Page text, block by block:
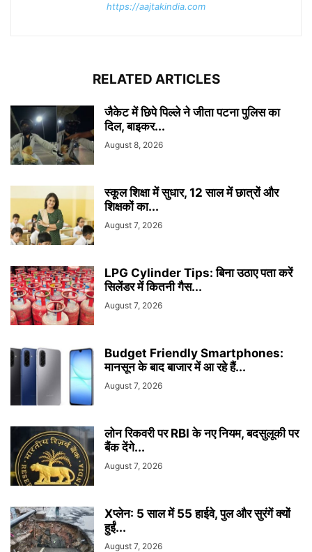
https://aajtakindia.com
RELATED ARTICLES
जैकेट में छिपे पिल्ले ने जीता पटना पुलिस का
दिल, बाइकर...
August 8, 2026
स्कूल शिक्षा में सुधार, 12 साल में छात्रों और
शिक्षकों का...
August 7, 2026
LPG Cylinder Tips: बिना उठाए पता करें
सिलेंडर में कितनी गैस...
August 7, 2026
Budget Friendly Smartphones:
मानसून के बाद बाजार में आ रहे हैं...
August 7, 2026
लोन रिकवरी पर RBI के नए नियम, बदसुलूकी पर
बैंक देंगे...
August 7, 2026
Xप्लेन: 5 साल में 55 हाईवे, पुल और सुरंगें क्यों
हुईं...
August 7, 2026